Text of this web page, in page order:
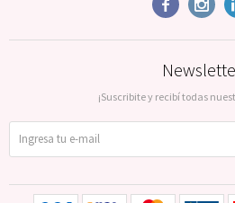
 
¡Suscribite y recibí todas